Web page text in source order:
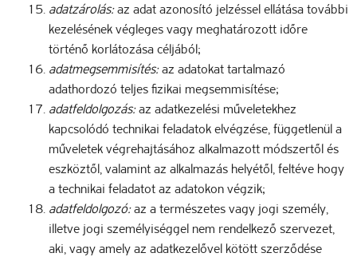
adatzárolás:az adat azonosító jelzéssel ellátása további
kezelésének végleges vagy meghatározott időre
történő korlátozása céljából;
adatmegsemmisítés:az adatokat tartalmazó
adathordozó teljes fizikai megsemmisítése;
adatfeldolgozás:az adatkezelési műveletekhez
kapcsolódó technikai feladatok elvégzése, függetlenül a
műveletek végrehajtásához alkalmazott módszertől és
eszköztől, valamint az alkalmazás helyétől, feltéve hogy
a technikai feladatot az adatokon végzik;
adatfeldolgozó:az a természetes vagy jogi személy,
illetve jogi személyiséggel nem rendelkező szervezet,
aki, vagy amely az adatkezelővel kötött szerződése